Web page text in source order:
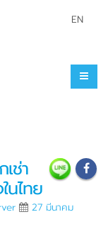
EN
ช่า
นไทย
27 มีนาคม